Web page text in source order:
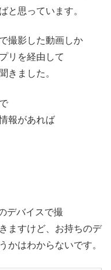
と思っています。
撮影した動画しか
リを経由して
きました。
報があれば
デバイスで撮
ますけど、お持ちのデ
かはわからないです。